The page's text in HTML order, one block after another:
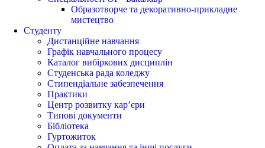
Образотворче та декоративно-прикладне
мистецтво
Студенту
Дистанційне навчання
Графік навчального процесу
Каталог вибіркових дисциплін
Студенська рада коледжу
Стипендіальне забезпечення
Практики
Центр розвитку кар’єри
Типові документи
Бібліотека
Гуртожиток